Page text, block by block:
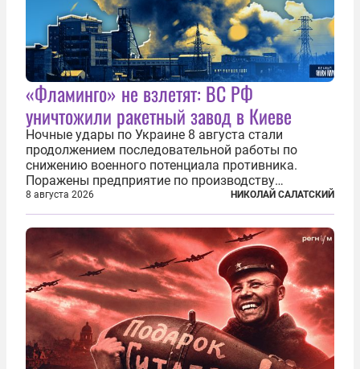
«Фламинго» не взлетят: ВС РФ
уничтожили ракетный завод в Киеве
Ночные удары по Украине 8 августа стали
продолжением последовательной работы по
снижению военного потенциала противника.
Поражены предприятие по производству
крылатых ракет, крупный склад топлива и два
сухогруза с военными грузами. Дополнительно
нанесены удары по объектам в ряде городов. В
Киеве...
8 августа 2026 НИКОЛАЙ САЛАТСКИЙ